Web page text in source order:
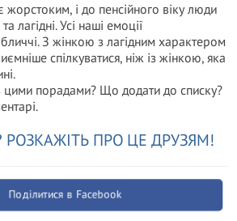
жорстоким, і до пенсійного віку люди
лагідні. Усі наші емоції
З жінкою з лагідним характером
спілкуватися, ніж із жінкою, яка
цими порадами? Що додати до списку?
РОЗКАЖІТЬ ПРО ЦЕ ДРУЗЯМ!
Поділитися в Facebook